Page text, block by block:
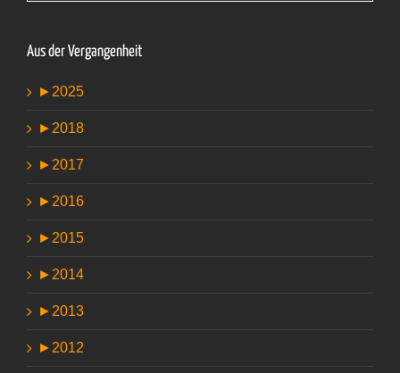
Aus der Vergangenheit
►2025
►2018
►2017
►2016
►2015
►2014
►2013
►2012